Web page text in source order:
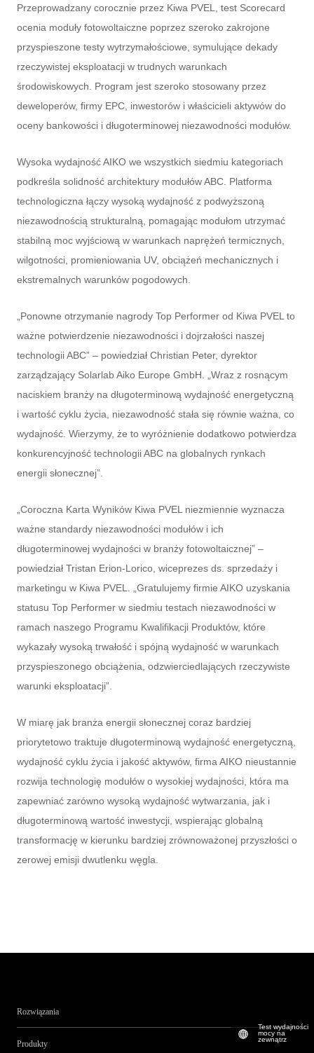
Przeprowadzany corocznie przez Kiwa PVEL, test Scorecard
ocenia moduły fotowoltaiczne poprzez szeroko zakrojone
przyspieszone testy wytrzymałościowe, symulujące dekady
rzeczywistej eksploatacji w trudnych warunkach
środowiskowych. Program jest szeroko stosowany przez
deweloperów, firmy EPC, inwestorów i właścicieli aktywów do
oceny bankowości i długoterminowej niezawodności modułów.
Wysoka wydajność AIKO we wszystkich siedmiu kategoriach
podkreśla solidność architektury modułów ABC. Platforma
technologiczna łączy wysoką wydajność z podwyższoną
niezawodnością strukturalną, pomagając modułom utrzymać
stabilną moc wyjściową w warunkach naprężeń termicznych,
wilgotności, promieniowania UV, obciążeń mechanicznych i
ekstremalnych warunków pogodowych.
„Ponowne otrzymanie nagrody Top Performer od Kiwa PVEL to
ważne potwierdzenie niezawodności i dojrzałości naszej
technologii ABC” – powiedział Christian Peter, dyrektor
zarządzający Solarlab Aiko Europe GmbH. „Wraz z rosnącym
naciskiem branży na długoterminową wydajność energetyczną
i wartość cyklu życia, niezawodność stała się równie ważna, co
wydajność. Wierzymy, że to wyróżnienie dodatkowo potwierdza
konkurencyjność technologii ABC na globalnych rynkach
energii słonecznej”.
„Coroczna Karta Wyników Kiwa PVEL niezmiennie wyznacza
ważne standardy niezawodności modułów i ich
długoterminowej wydajności w branży fotowoltaicznej” –
powiedział Tristan Erion-Lorico, wiceprezes ds. sprzedaży i
marketingu w Kiwa PVEL. „Gratulujemy firmie AIKO uzyskania
statusu Top Performer w siedmiu testach niezawodności w
ramach naszego Programu Kwalifikacji Produktów, które
wykazały wysoką trwałość i spójną wydajność w warunkach
przyspieszonego obciążenia, odzwierciedlających rzeczywiste
warunki eksploatacji”.
W miarę jak branża energii słonecznej coraz bardziej
priorytetowo traktuje długoterminową wydajność energetyczną,
wydajność cyklu życia i jakość aktywów, firma AIKO nieustannie
rozwija technologię modułów o wysokiej wydajności, która ma
zapewniać zarówno wysoką wydajność wytwarzania, jak i
długoterminową wartość inwestycji, wspierając globalną
transformację w kierunku bardziej zrównoważonej przyszłości o
zerowej emisji dwutlenku węgla.
Rozwiązania
Produkty
Test wydajności
mocy na
zewnątrz